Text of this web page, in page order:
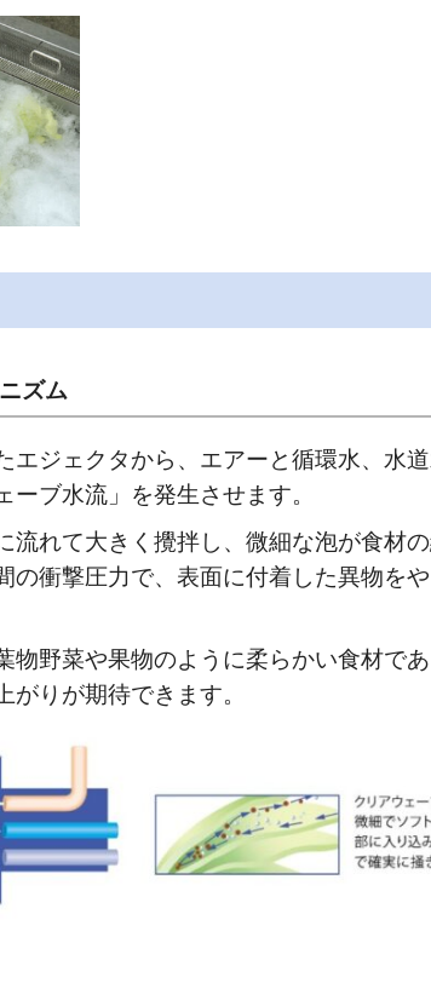
ズム
エジェクタから、エアーと循環水、水
ブ水流」を発生させます。
流れて大きく攪拌し、微細な泡が食材
の衝撃圧力で、表面に付着した異物を
物野菜や果物のように柔らかい食材で
りが期待できます。